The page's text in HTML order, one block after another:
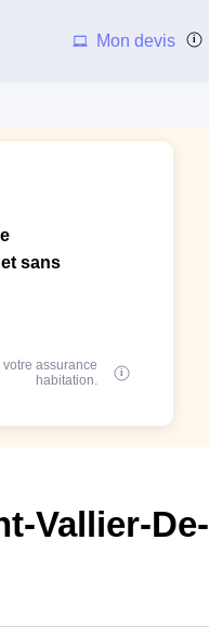
Mon devis
sans
assurance
habitation.
Vallier-De-